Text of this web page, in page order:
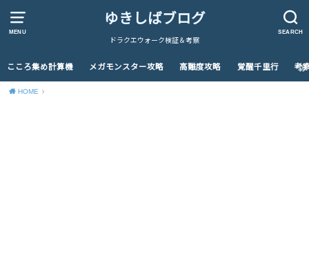
MENU SEARCH
ゆきしばブログ
ドラクエウォーク検証＆考察
こころ集め計算機 メガモンスター攻略 高難度攻略 覚醒千里行 考
HOME